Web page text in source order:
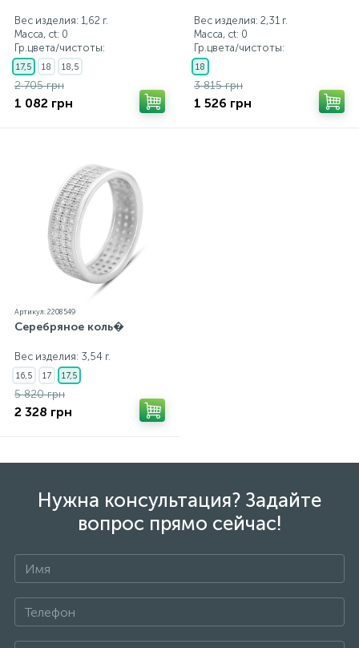
Вес изделия: 1,62 г.
Масса, ct: 0
Гр.цвета/чистоты:
17,5 18 18,5
2 705 грн
1 082 грн
Вес изделия: 2,31 г.
Масса, ct: 0
Гр.цвета/чистоты:
18
3 815 грн
1 526 грн
Артикул: 2208549
Серебряное коль�
Вес изделия: 3,54 г.
16,5 17 17,5
5 820 грн
2 328 грн
Нужна консультация? Задайте
вопрос прямо сейчас!